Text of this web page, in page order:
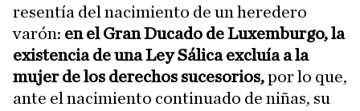
resentía del nacimiento de un heredero
varón: en el Gran Ducado de Luxemburgo, la
existencia de una Ley Sálica excluía a la
mujer de los derechos sucesorios,por lo que,
ante el nacimiento continuado de niñas, su